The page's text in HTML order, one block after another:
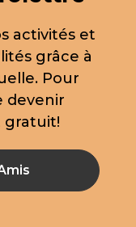
activités et
grâce à
Pour
devenir
gratuit!